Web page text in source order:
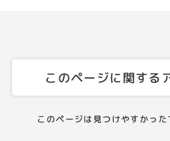
このページに関する
このページは見つけやすかった